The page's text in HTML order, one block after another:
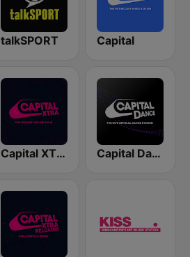
talkSPORT Capital
Capital XTRA London Capital Dance